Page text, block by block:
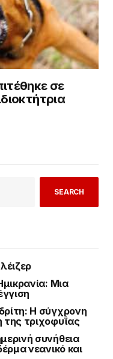
σε
SEARCH
Μια
Η σύγχρονη
της τριχοφυΐας
συνήθεια
νεανικό και